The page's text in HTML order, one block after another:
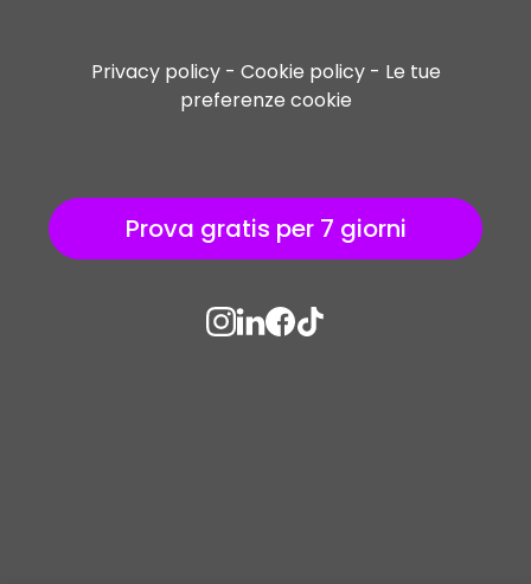
Privacy policy Cookie policy
Le tue
preferenze cookie
Prova gratis per 7 giorni